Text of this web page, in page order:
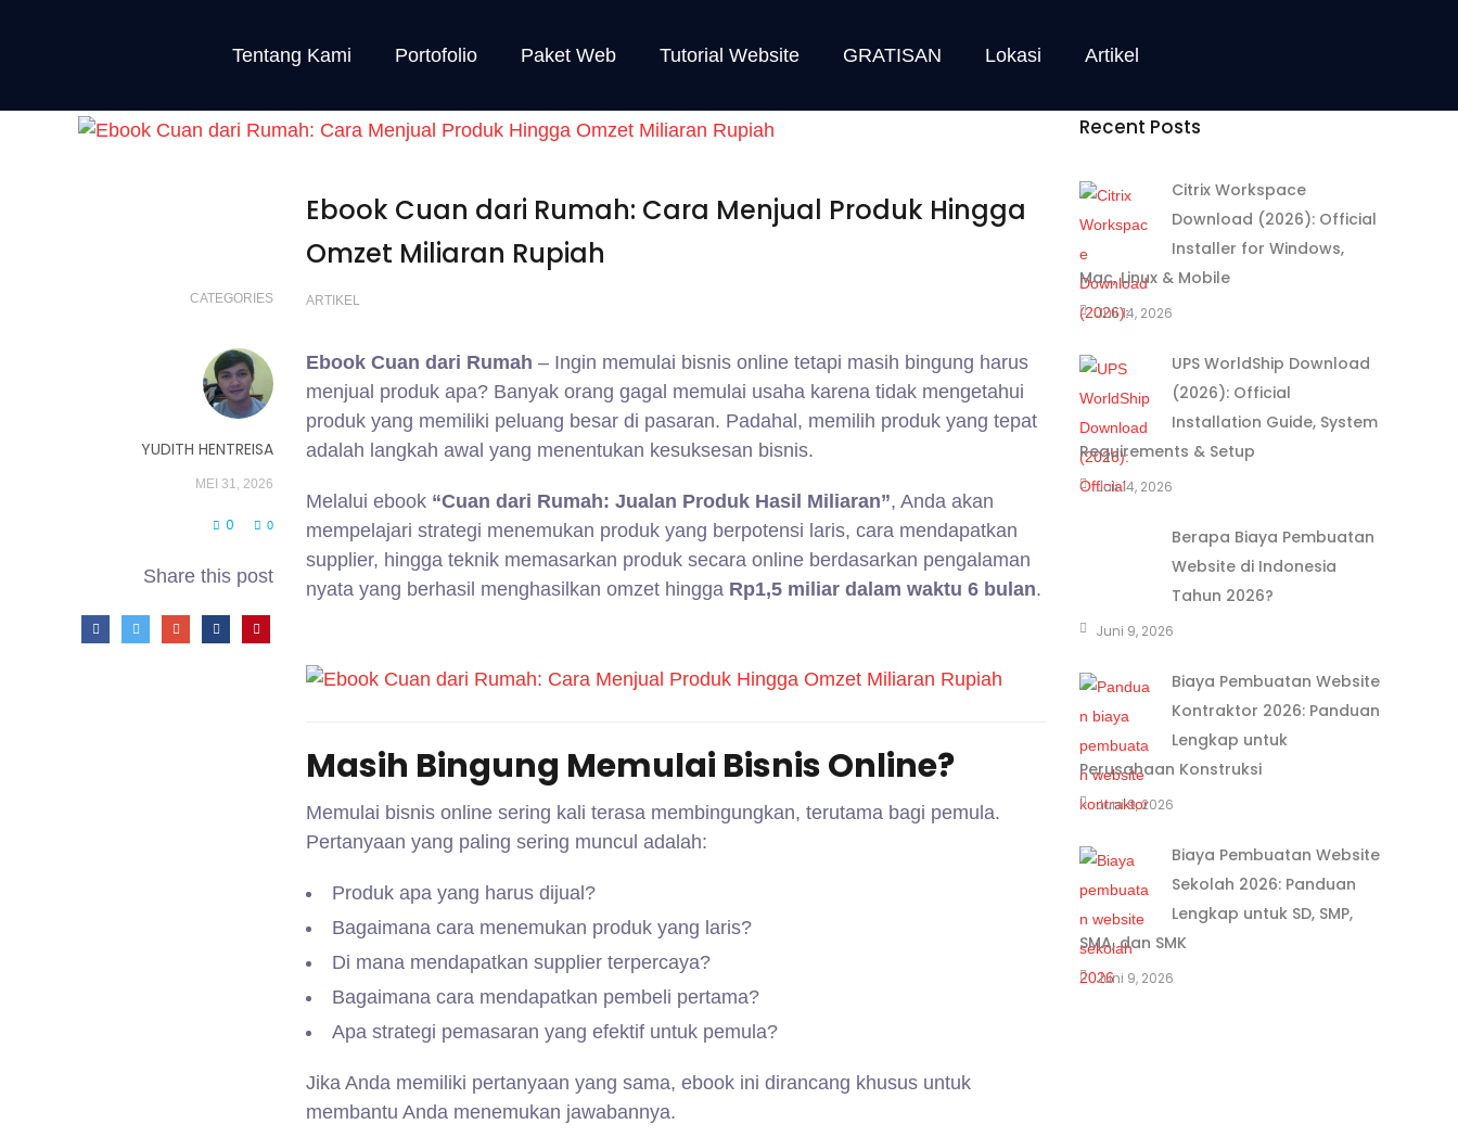
Tentang Kami Portofolio Paket Web Tutorial Website GRATISAN Lokasi Artikel
Ebook Cuan dari Rumah: Cara Menjual Produk Hingga
Omzet Miliaran Rupiah
CATEGORIES ARTIKEL
YUDITH HENTREISA
MEI 31, 2026
0 0
Share this post
Ebook Cuan dari Rumah – Ingin memulai bisnis online tetapi masih bingung harus
menjual produk apa? Banyak orang gagal memulai usaha karena tidak mengetahui
produk yang memiliki peluang besar di pasaran. Padahal, memilih produk yang tepat
adalah langkah awal yang menentukan kesuksesan bisnis.
Melalui ebook “Cuan dari Rumah: Jualan Produk Hasil Miliaran”, Anda akan
mempelajari strategi menemukan produk yang berpotensi laris, cara mendapatkan
supplier, hingga teknik memasarkan produk secara online berdasarkan pengalaman
nyata yang berhasil menghasilkan omzet hingga Rp1,5 miliar dalam waktu 6 bulan.
Masih Bingung Memulai Bisnis Online?
Memulai bisnis online sering kali terasa membingungkan, terutama bagi pemula.
Pertanyaan yang paling sering muncul adalah:
Produk apa yang harus dijual?
Bagaimana cara menemukan produk yang laris?
Di mana mendapatkan supplier terpercaya?
Bagaimana cara mendapatkan pembeli pertama?
Apa strategi pemasaran yang efektif untuk pemula?
Jika Anda memiliki pertanyaan yang sama, ebook ini dirancang khusus untuk
membantu Anda menemukan jawabannya.
Recent Posts
Citrix Workspace
Download (2026): Official
Installer for Windows,
Mac, Linux & Mobile
Juli 14, 2026
UPS WorldShip Download
(2026): Official
Installation Guide, System
Requirements & Setup
Juli 14, 2026
Berapa Biaya Pembuatan
Website di Indonesia
Tahun 2026?
Juni 9, 2026
Biaya Pembuatan Website
Kontraktor 2026: Panduan
Lengkap untuk
Perusahaan Konstruksi
Juni 9, 2026
Biaya Pembuatan Website
Sekolah 2026: Panduan
Lengkap untuk SD, SMP,
SMA, dan SMK
Juni 9, 2026